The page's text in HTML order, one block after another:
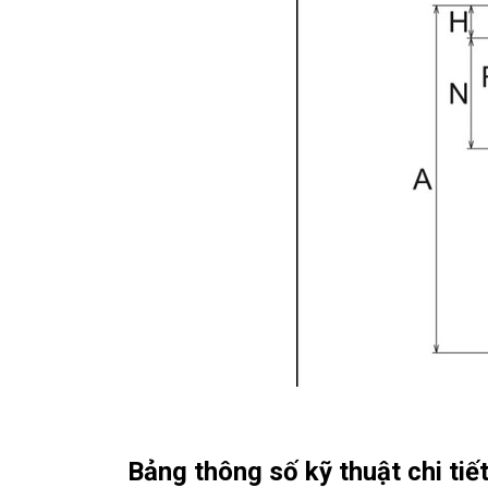
Bảng thông số kỹ thuật chi